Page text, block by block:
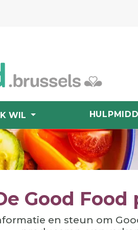
IK WIL
Good
en steun om